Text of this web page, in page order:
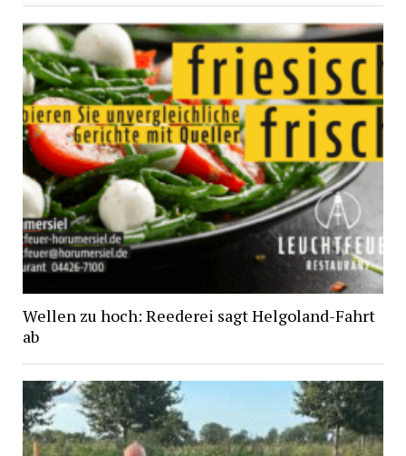
Wellen zu hoch: Reederei sagt Helgoland-Fahrt
ab